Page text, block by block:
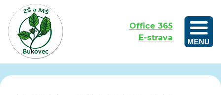
Office 365
E-strava
MENU